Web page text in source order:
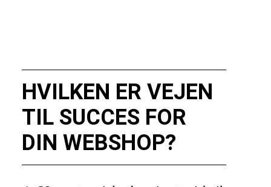
HVILKEN ER VEJEN
TIL SUCCES FOR
DIN WEBSHOP?